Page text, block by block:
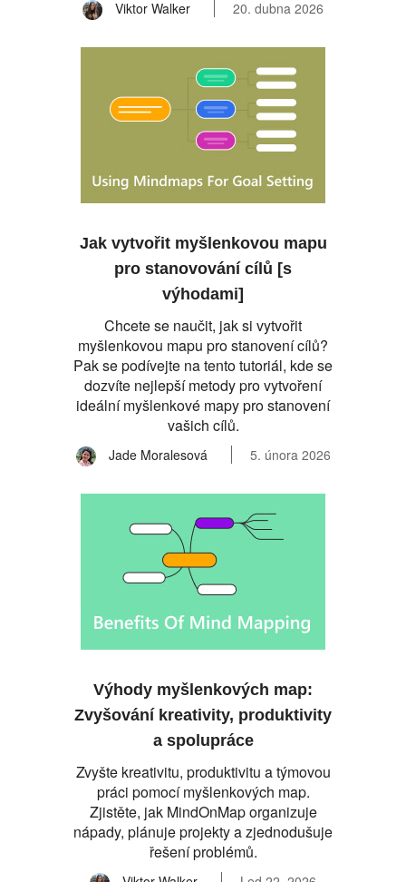
Viktor Walker 20. dubna 2026
Jak vytvořit myšlenkovou mapu
pro stanovování cílů [s
výhodami]
Chcete se naučit, jak si vytvořit
myšlenkovou mapu pro stanovení cílů?
Pak se podívejte na tento tutoriál, kde se
dozvíte nejlepší metody pro vytvoření
ideální myšlenkové mapy pro stanovení
vašich cílů.
Jade Moralesová 5. února 2026
Výhody myšlenkových map:
Zvyšování kreativity, produktivity
a spolupráce
Zvyšte kreativitu, produktivitu a týmovou
práci pomocí myšlenkových map.
Zjistěte, jak MindOnMap organizuje
nápady, plánuje projekty a zjednodušuje
řešení problémů.